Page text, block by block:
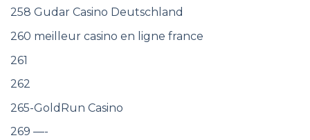
258 Gudar Casino Deutschland
260 meilleur casino en ligne france
261
262
265-GoldRun Casino
269 —-